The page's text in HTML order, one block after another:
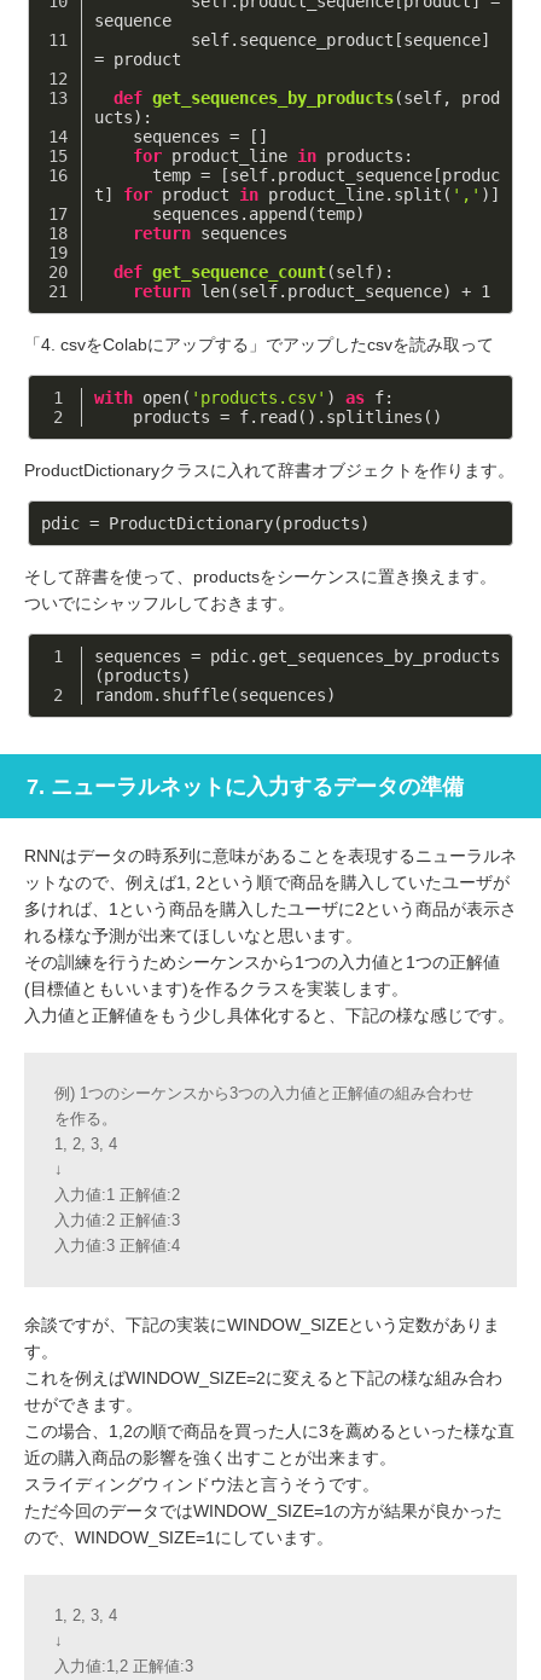
sequence
= product
def get_sequences_by_products(self, prod
ucts) :
    sequences = []
for product_line in products:
t] for product in product_line.split( ',' )]
      sequences.append(temp)
return sequences
def get_sequence_count(self) :
return len(self.product_sequence) + 1
「4. csvをColabにアップする」でアップしたcsvを読み取って
with open( 'products.csv' ) as f:
    products = f.read().splitlines()
ProductDictionaryクラスに入れて辞書オブジェクトを作ります。
そして辞書を使って、productsをシーケンスに置き換えます。
ついでにシャッフルしておきます。
sequences = pdic.get_sequences_by_products
(products)
random.shuffle(sequences)
7. ニューラルネットに入力するデータの準備
RNNはデータの時系列に意味があることを表現するニューラルネ
ットなので、例えば1, 2という順で商品を購入していたユーザが
多ければ、1という商品を購入したユーザに2という商品が表示さ
れる様な予測が出来てほしいなと思います。
その訓練を行うためシーケンスから1つの入力値と1つの正解値
(目標値ともいいます)を作るクラスを実装します。
入力値と正解値をもう少し具体化すると、下記の様な感じです。
例) 1つのシーケンスから3つの入力値と正解値の組み合わせ
を作る。
1, 2, 3, 4
↓
入力値:1 正解値:2
入力値:2 正解値:3
入力値:3 正解値:4
余談ですが、下記の実装にWINDOW_SIZEという定数がありま
す。
これを例えばWINDOW_SIZE=2に変えると下記の様な組み合わ
せができます。
この場合、1,2の順で商品を買った人に3を薦めるといった様な直
近の購入商品の影響を強く出すことが出来ます。
スライディングウィンドウ法と言うそうです。
ただ今回のデータではWINDOW_SIZE=1の方が結果が良かった
ので、WINDOW_SIZE=1にしています。
1, 2, 3, 4
↓
入力値:1,2 正解値:3